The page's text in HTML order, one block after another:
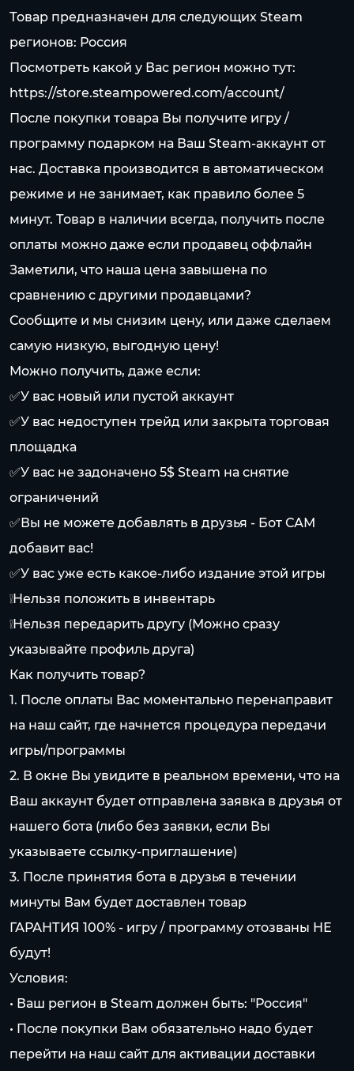
Товар предназначен для следующих Steam
регионов: Россия
Посмотреть какой у Вас регион можно тут:
https://store.steampowered.com/account/
После покупки товара Вы получите игру /
программу подарком на Ваш Steam-аккаунт от
нас. Доставка производится в автоматическом
режиме и не занимает, как правило более 5
минут. Товар в наличии всегда, получить после
оплаты можно даже если продавец оффлайн
Заметили, что наша цена завышена по
сравнению с другими продавцами?
Сообщите и мы снизим цену, или даже сделаем
самую низкую, выгодную цену!
Можно получить, даже если:
✅У вас новый или пустой аккаунт
✅У вас недоступен трейд или закрыта торговая
площадка
✅У вас не задоначено 5$ Steam на снятие
ограничений
✅Вы не можете добавлять в друзья - Бот САМ
добавит вас!
✅У вас уже есть какое-либо издание этой игры
❕Нельзя положить в инвентарь
❕Нельзя передарить другу (Можно сразу
указывайте профиль друга)
Как получить товар?
1. После оплаты Вас моментально перенаправит
на наш сайт, где начнется процедура передачи
игры/программы
2. В окне Вы увидите в реальном времени, что на
Ваш аккаунт будет отправлена заявка в друзья от
нашего бота (либо без заявки, если Вы
указываете ссылку-приглашение)
3. После принятия бота в друзья в течении
минуты Вам будет доставлен товар
ГАРАНТИЯ 100% - игру / программу отозваны НЕ
будут!
Условия:
• Ваш регион в Steam должен быть: "Россия"
• После покупки Вам обязательно надо будет
перейти на наш сайт для активации доставки